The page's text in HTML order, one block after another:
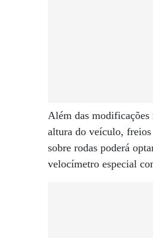
Além das modificações
altura do veículo, freios
sobre rodas poderá
velocímetro especial